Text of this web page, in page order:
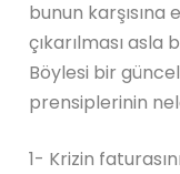
bunun karşısına
çıkarılması asla
Böylesi bir
prensiplerinin
1- Krizin